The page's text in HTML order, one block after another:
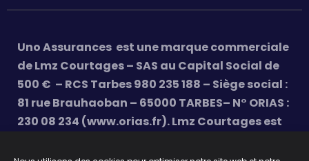
Uno Assurances est une marque commerciale
de Lmz Courtages – SAS au Capital Social de
500 € – RCS Tarbes 980 235 188 – Siège social :
81 rue Brauhaoban – 65000 TARBES– N° ORIAS :
230 08 234 (www.orias.fr). Lmz Courtages est